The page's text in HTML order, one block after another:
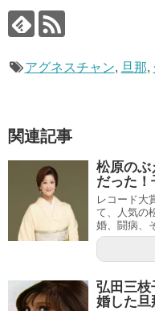
アグネスチャン, 旦那,
関連記事
松原のぶ
だった！
レコード大
て、人気の
婚、闘病、
弘田三
婚した旦